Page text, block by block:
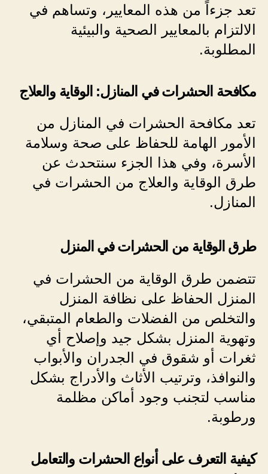
تعد جزءاً من هذه المعايير، وتساهم في
الالتزام بالمعايير الصحية والبيئية
المطلوبة.
مكافحة الحشرات في المنازل: الوقاية والعلاج
تعد مكافحة الحشرات في المنازل من
الأمور الهامة للحفاظ على صحة وسلامة
الأسرة، وفي هذا الجزء سنتحدث عن
طرق الوقاية والعلاج من الحشرات في
المنازل.
طرق الوقاية من الحشرات في المنزل
تتضمن طرق الوقاية من الحشرات في
المنزل الحفاظ على نظافة المنزل
والتخلص من الفضلات والطعام المتبقي،
وتهوية المنزل بشكل جيد وإصلاح أي
ثغرات أو شقوق في الجدران والأبواب
والنوافذ، وترتيب الأثاث والأدراج بشكل
مناسب لتجنب وجود أماكن مظلمة
ورطوبة.
كيفية التعرف على أنواع الحشرات والتعامل